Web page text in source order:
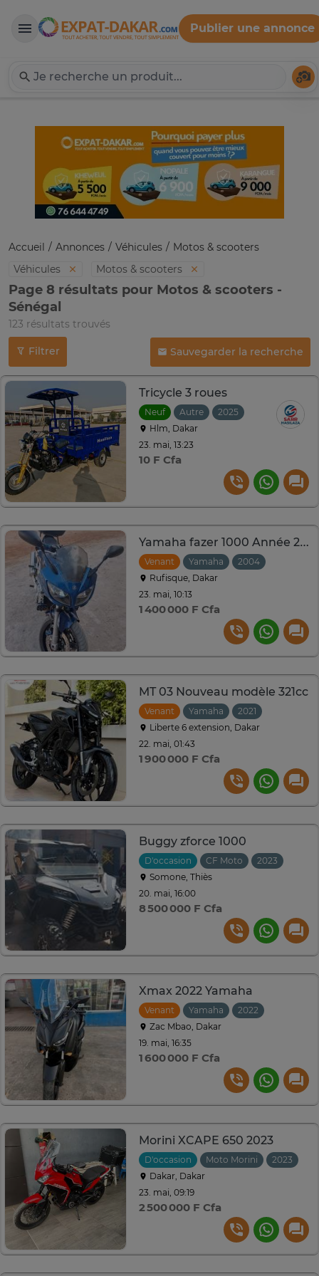
Expat-Dakar
Publier une annonce
Accueil Annonces Véhicules
Motos & scooters
Véhicules
Motos & scooters
Page 8 résultats pour Motos & scooters -
Sénégal
123 résultats trouvés
Filtrer Sauvegarder la recherche
Tricycle 3 roues
Neuf Autre
2025
Hlm, Dakar
23. mai, 13:23
10 F Cfa
Yamaha fazer 1000 Année 2004 avec CMC
Venant Yamaha
2004
Rufisque, Dakar
23. mai, 10:13
1 400 000 F Cfa
MT 03 Nouveau modèle 321cc
Venant Yamaha
2021
Liberte 6 extension, Dakar
22. mai, 01:43
1 900 000 F Cfa
Buggy zforce 1000
D'occasion CF Moto
2023
Somone, Thiès
20. mai, 16:00
8 500 000 F Cfa
Xmax 2022 Yamaha
Venant Yamaha
2022
Zac Mbao, Dakar
19. mai, 16:35
1 600 000 F Cfa
Morini XCAPE 650 2023
D'occasion Moto Morini
2023
Dakar, Dakar
23. mai, 09:19
2 500 000 F Cfa